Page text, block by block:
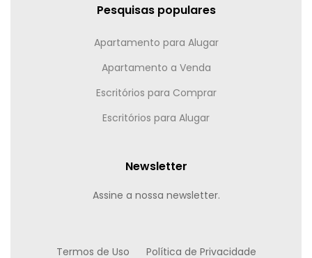
Pesquisas populares
Apartamento para Alugar
Apartamento a Venda
Escritórios para Comprar
Escritórios para Alugar
Newsletter
Assine a nossa newsletter.
Termos de Uso Política de Privacidade